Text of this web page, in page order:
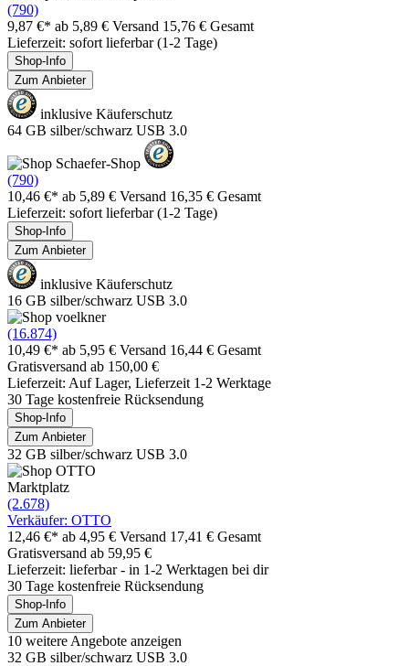
(790)
9,87 €* ab 5,89 € Versand 15,76 € Gesamt
Lieferzeit: sofort lieferbar (1-2 Tage)
Shop-Info
Zum Anbieter
inklusive Käuferschutz
64 GB silber/schwarz USB 3.0
(790)
10,46 €* ab 5,89 € Versand 16,35 € Gesamt
Lieferzeit: sofort lieferbar (1-2 Tage)
Shop-Info
Zum Anbieter
inklusive Käuferschutz
16 GB silber/schwarz USB 3.0
(16.874)
10,49 €* ab 5,95 € Versand 16,44 € Gesamt
Gratisversand ab 150,00 €
Lieferzeit: Auf Lager, Lieferzeit 1-2 Werktage
30 Tage kostenfreie Rücksendung
Shop-Info
Zum Anbieter
32 GB silber/schwarz USB 3.0
Marktplatz
(2.678)
Verkäufer: OTTO
12,46 €* ab 4,95 € Versand 17,41 € Gesamt
Gratisversand ab 59,95 €
Lieferzeit: lieferbar - in 1-2 Werktagen bei dir
30 Tage kostenfreie Rücksendung
Shop-Info
Zum Anbieter
10 weitere Angebote anzeigen
32 GB silber/schwarz USB 3.0